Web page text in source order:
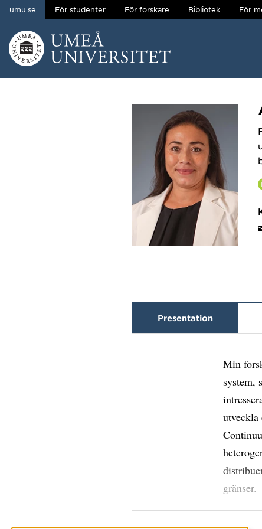
Hoppa direkt till innehållet
umu.se För studenter För forskare Bibliotek För
Presentation
Min
system,
gränser.